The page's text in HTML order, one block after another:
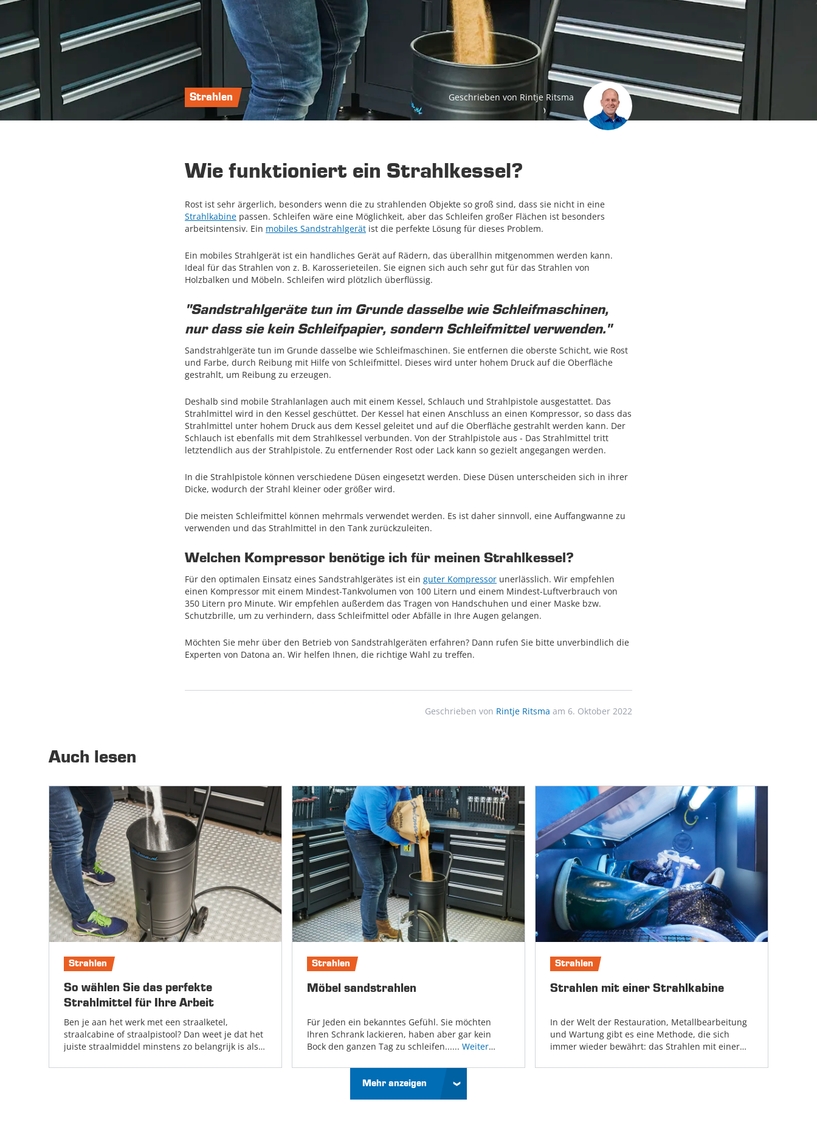
Strahlen Geschrieben von Rintje Ritsma
Wie funktioniert ein Strahlkessel?
Rost ist sehr ärgerlich, besonders wenn die zu strahlenden Objekte so groß sind, dass sie nicht in eine
Strahlkabine passen. Schleifen wäre eine Möglichkeit, aber das Schleifen großer Flächen ist besonders
arbeitsintensiv. Ein mobiles Sandstrahlgerät ist die perfekte Lösung für dieses Problem.
Ein mobiles Strahlgerät ist ein handliches Gerät auf Rädern, das überallhin mitgenommen werden kann.
Ideal für das Strahlen von z. B. Karosserieteilen. Sie eignen sich auch sehr gut für das Strahlen von
Holzbalken und Möbeln. Schleifen wird plötzlich überflüssig.
"Sandstrahlgeräte tun im Grunde dasselbe wie Schleifmaschinen,
nur dass sie kein Schleifpapier, sondern Schleifmittel verwenden."
Sandstrahlgeräte tun im Grunde dasselbe wie Schleifmaschinen. Sie entfernen die oberste Schicht, wie Rost
und Farbe, durch Reibung mit Hilfe von Schleifmittel. Dieses wird unter hohem Druck auf die Oberfläche
gestrahlt, um Reibung zu erzeugen.
Deshalb sind mobile Strahlanlagen auch mit einem Kessel, Schlauch und Strahlpistole ausgestattet. Das
Strahlmittel wird in den Kessel geschüttet. Der Kessel hat einen Anschluss an einen Kompressor, so dass das
Strahlmittel unter hohem Druck aus dem Kessel geleitet und auf die Oberfläche gestrahlt werden kann. Der
Schlauch ist ebenfalls mit dem Strahlkessel verbunden. Von der Strahlpistole aus - Das Strahlmittel tritt
letztendlich aus der Strahlpistole. Zu entfernender Rost oder Lack kann so gezielt angegangen werden.
In die Strahlpistole können verschiedene Düsen eingesetzt werden. Diese Düsen unterscheiden sich in ihrer
Dicke, wodurch der Strahl kleiner oder größer wird.
Die meisten Schleifmittel können mehrmals verwendet werden. Es ist daher sinnvoll, eine Auffangwanne zu
verwenden und das Strahlmittel in den Tank zurückzuleiten.
Welchen Kompressor benötige ich für meinen Strahlkessel?
Für den optimalen Einsatz eines Sandstrahlgerätes ist ein guter Kompressor unerlässlich. Wir empfehlen
einen Kompressor mit einem Mindest-Tankvolumen von 100 Litern und einem Mindest-Luftverbrauch von
350 Litern pro Minute. Wir empfehlen außerdem das Tragen von Handschuhen und einer Maske bzw.
Schutzbrille, um zu verhindern, dass Schleifmittel oder Abfälle in Ihre Augen gelangen.
Möchten Sie mehr über den Betrieb von Sandstrahlgeräten erfahren? Dann rufen Sie bitte unverbindlich die
Experten von Datona an. Wir helfen Ihnen, die richtige Wahl zu treffen.
Geschrieben von Rintje Ritsma am 6. Oktober 2022
Auch lesen
Strahlen
So wählen Sie das perfekte
Strahlmittel für Ihre Arbeit
Ben je aan het werk met een straalketel,
straalcabine of straalpistool? Dan weet je dat het
juiste straalmiddel minstens zo belangrijk is als
Strahlen
Möbel sandstrahlen
Für Jeden ein bekanntes Gefühl. Sie möchten
Ihren Schrank lackieren, haben aber gar kein
Bock den ganzen Tag zu schleifen...... Weiter
Strahlen
Strahlen mit einer Strahlkabine
In der Welt der Restauration, Metallbearbeitung
und Wartung gibt es eine Methode, die sich
immer wieder bewährt: das Strahlen mit einer
eigentlich?...Weiter lesen
Mehr anzeigen